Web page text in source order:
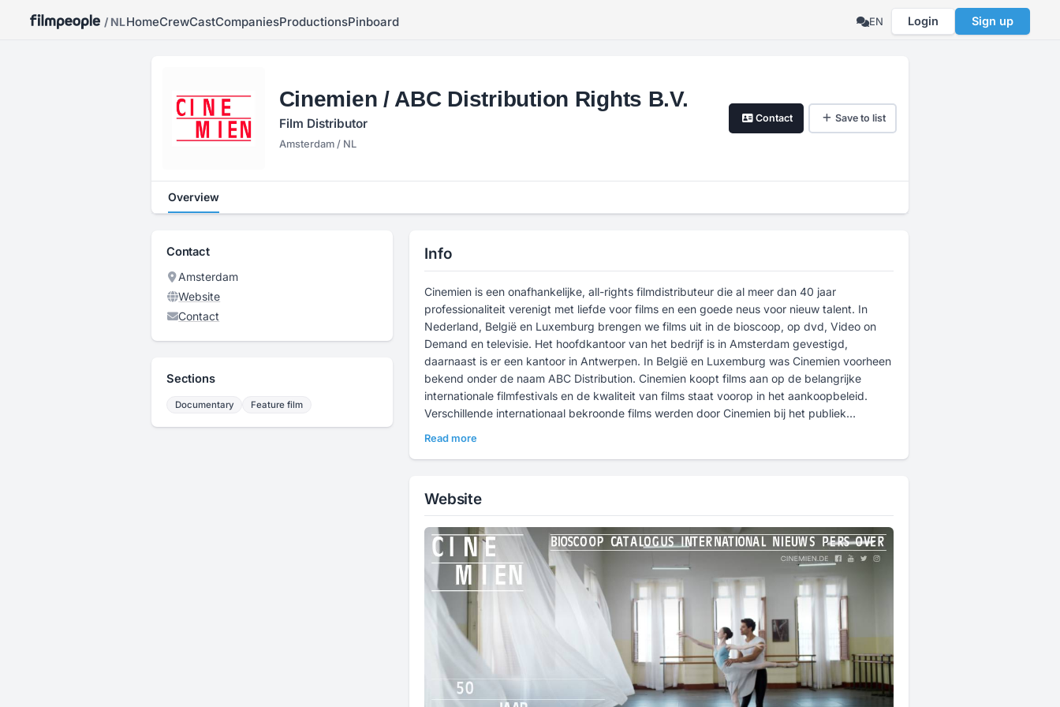
/ NLHomeCrewCastCompaniesProductionsPinboard EN Login Sign up
Cinemien / ABC Distribution Rights B.V.
Film Distributor
Amsterdam / NL
Contact Save to list
Overview
Contact
Amsterdam
Website
Contact
Sections
Documentary Feature film
Info
Cinemien is een onafhankelijke, all-rights filmdistributeur die al meer dan 40 jaar
professionaliteit verenigt met liefde voor films en een goede neus voor nieuw talent. In
Nederland, België en Luxemburg brengen we films uit in de bioscoop, op dvd, Video on
Demand en televisie. Het hoofdkantoor van het bedrijf is in Amsterdam gevestigd,
daarnaast is er een kantoor in Antwerpen. In België en Luxemburg was Cinemien voorheen
bekend onder de naam ABC Distribution. Cinemien koopt films aan op de belangrijke
internationale filmfestivals en de kwaliteit van films staat voorop in het aankoopbeleid.
Verschillende internationaal bekroonde films werden door Cinemien bij het publiek
Read more
Website